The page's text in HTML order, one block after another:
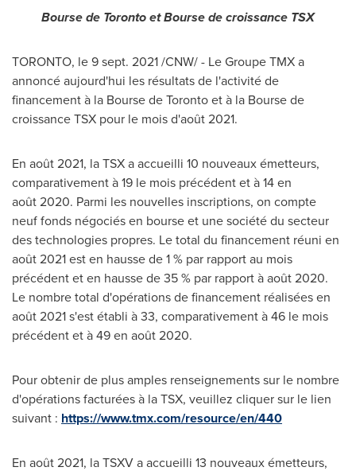
Bourse de Torontoet Bourse de croissance TSX
TORONTO, le9 sept. 2021/CNW/ - Le Groupe TMX a
annoncé aujourd'hui les résultats de l'activité de
financement à la Bourse deTorontoet à la Bourse de
croissance TSX pour le mois d'août 2021.
En août 2021, la TSX a accueilli 10 nouveaux émetteurs,
comparativement à 19 le mois précédent et à 14 en
août 2020. Parmi les nouvelles inscriptions, on compte
neuf fonds négociés en bourse et une société du secteur
des technologies propres. Le total du financement réuni en
août 2021 est en hausse de 1 % par rapport au mois
précédent et en hausse de 35 % par rapport à août 2020.
Le nombre total d'opérations de financement réalisées en
août 2021 s'est établi à 33, comparativement à 46 le mois
précédent et à 49 en août 2020.
Pour obtenir de plus amples renseignements sur le nombre
d'opérations facturées à la TSX, veuillez cliquer sur le lien
suivant : https://www.tmx.com/resource/en/440
En août 2021, la TSXV a accueilli 13 nouveaux émetteurs,